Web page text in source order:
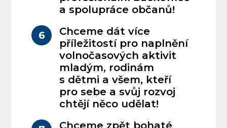
a spolupráce občanů!
6
Chceme dát více
příležitostí pro naplnění
volnočasových aktivit
mladým, rodinám
s dětmi a všem, kteří
pro sebe a svůj rozvoj
chtějí něco udělat!